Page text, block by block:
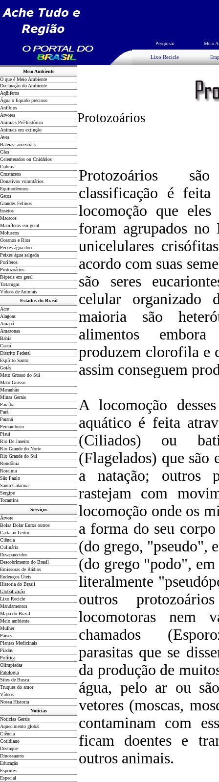
Pesquisar Meio
Lixo Recicle
Meio Ambiente
O que é Meio Ambiente
Declaração do Ambiente
Aqüíferos
Água o liquido precioso
Anfíbios
Arvores
Animais Pré-histórico
Animais em extinção
Aves
Baleias ancestrais
Cães
Celenterados ou Cnidários
Cobras
Crustáceos
Donativos voluntários
Equinodermos
Gatos
Grandes Felinos
Insetos
Macacos
Mamíferos em geral
Moluscos
Oceanos e Rios
Peixes água doce
Peixes água salgada
Poríferos
Protozoários
Répteis em geral
Tartarugas
Vídeos de Animais
Estados do Brasil
Acre
Alagoas
Amapá
Amazonas
Bahia
Ceará
Distrito Federal
Espírito Santo
Goiás
Mato Grosso do Sul
Mato Grosso
Maranhão
Minas Gerais
Paraíba
Pará
Paraná
Pernambuco
Piauí
Rio De Janeiro
Rio Grande do Norte
Rio Grande do Sul
Rondônia
Roraima
São Paulo
Santa Catarina
Sergipe
Tocantins
Serviços
Árvore
Bolsa Dolar Euros outros
Carta ao Leitor
Ciência
Culinária
Desaparecidos
Descobrimento do Brasil
Emissoras de Rádios
Endereços Úteis
Historia do Brasil
Globalização
Lixo Recicle
Mandamentos
Mapa do Brasil
Meio ambiente
Mulher
Paises
Plantas Medicinais
Piadas
Política
Olimpíadas
Patologia
Sites de Busca
Truques do amor
Vídeos
Nossa Historia
Noticias
Noticias Gerais
Aquecimento global
Ciência
Cotidiano
Destaque
Dinossauros
Educação
Esportes
Especial
Protozoários
Protozoários
classificação é feita
locomoção que
foram agrupados no
unicelulares
acordo com suas
são seres
celular organizado
maioria são
alimentos
produzem clorofila e
assim conseguem
A locomoção
aquático é feita
(Ciliados) ou
(Flagelados) que são
a natação; outros
rastejam com
locomoção onde os
a forma do seu corpo
(do grego, "pseudo",
(do grego "podo", em
literalmente
outros
locomotoras nem
chamados
parasitas que se
da produção de
água, pelo ar ou
vetores (moscas,
contaminam com
ficam doentes e
outros animais.